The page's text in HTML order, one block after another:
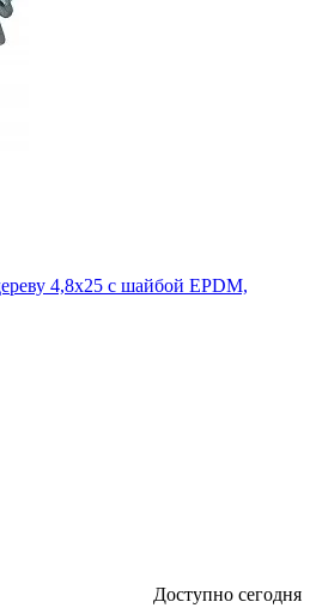
4,8х25 с шайбой EPDM,
Доступно сегодня